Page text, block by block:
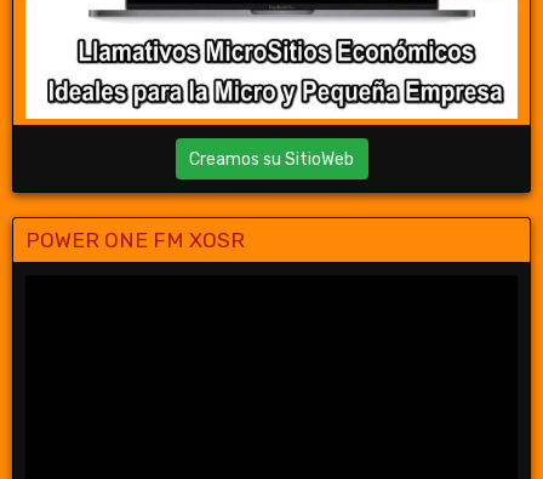
Creamos su SitioWeb
POWER ONE FM XOSR